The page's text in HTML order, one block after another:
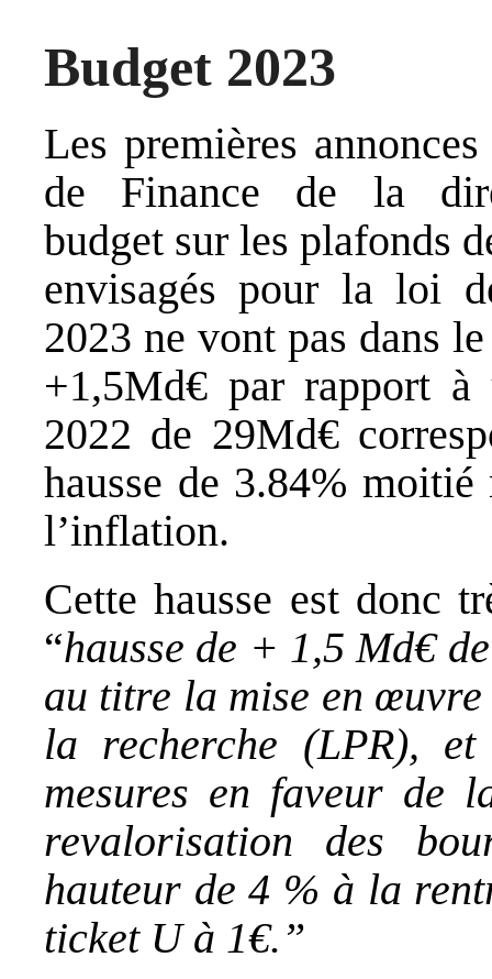
Budget 2023
Les premières
de Finance de la
budget sur les plafonds
envisagés pour la loi
2023 ne vont pas dans
+1,5Md€ par rapport à
2022 de 29Md€
hausse de 3.84% moitié
l’inflation.
Cette hausse est donc
“hausse de + 1,5 Md€
au titre la mise en
la recherche (LPR),
mesures en faveur de
revalorisation des
hauteur de 4 % à la
ticket U à 1€.”